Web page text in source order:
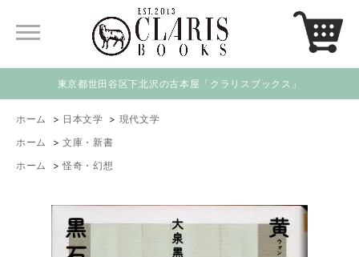
東京都世田谷区下北沢の古本屋「クラリスブックス」
ホーム > 日本文学 > 現代文学
ホーム
> 文庫・新書
ホーム
>怪奇・幻想